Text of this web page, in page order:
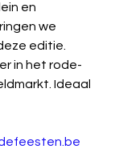
en
we
editie.
in het rode-
Ideaal